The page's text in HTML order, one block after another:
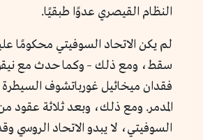
النظام القيصري عدوًا طبقيًا.
لم يكن الاتحاد السوفيتي محكومًا
سقط، ومع ذلك – وكما حدث مع
فقدان ميخائيل غورباتشوف السيطرة
المدمر. ومع ذلك، وبعد ثلاثة عقود
السوفيتي، لا يبدو الاتحاد الروسي